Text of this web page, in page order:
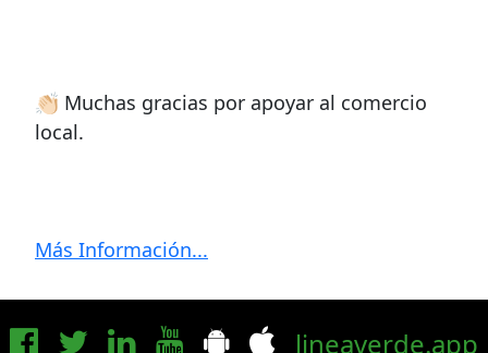
👏🏻 Muchas gracias por apoyar al comercio
local.
Más Información...
lineaverde.app